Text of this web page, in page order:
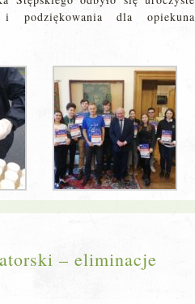
podziękowania dla opiekuna
– eliminacje